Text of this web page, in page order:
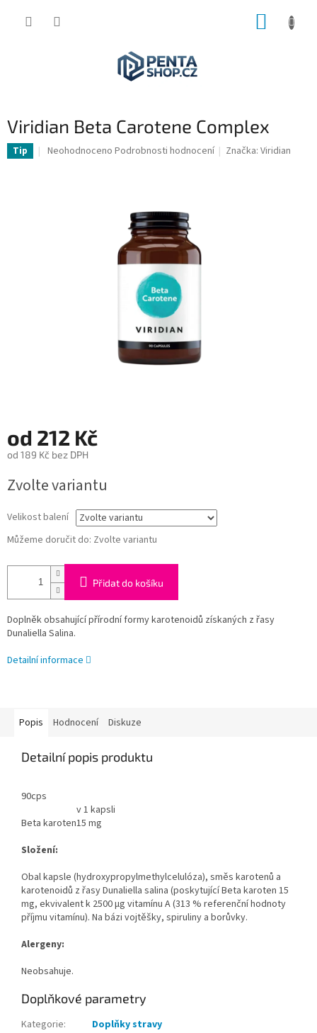
Viridian Beta Carotene Complex
Tip
Průměrné
Neohodnoceno Podrobnosti hodnocení Značka:Viridian
od 212 Kč
od 189 Kč bez DPH
cena:
Zvolte variantu
Velikost balení
Můžeme doručit do: Zvolte variantu
Přidat do košíku
Doplněk obsahující přírodní formy karotenoidů získaných z řasy
Dunaliella Salina.
Detailní informace
Popis Hodnocení Diskuze
Detailní popis produktu
90cps
v 1 kapsli
Beta karoten15 mg
Složení:
Obal kapsle (hydroxypropylmethylcelulóza), směs karotenů a
karotenoidů z řasy Dunaliella salina (poskytující Beta karoten 15
mg, ekvivalent k 2500 µg vitamínu A (313 % referenční hodnoty
příjmu vitamínu). Na bázi vojtěšky, spiruliny a borůvky.
Alergeny:
Neobsahuje.
Doplňkové parametry
Kategorie:
Doplňky stravy